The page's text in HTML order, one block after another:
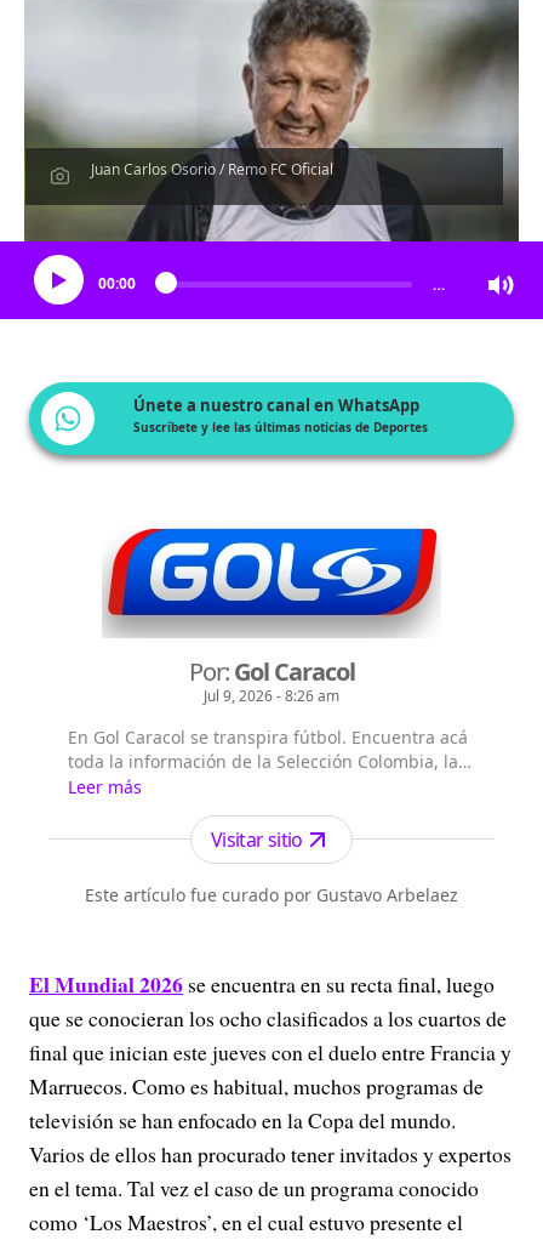
Juan Carlos Osorio / Remo FC Oficial
Escucha el artículo
00:00 …
Únete a nuestro canal en WhatsApp
Suscríbete y lee las últimas noticias de Deportes
Por:Gol Caracol
Jul 9, 2026 - 8:26 am
En Gol Caracol se transpira fútbol. Encuentra acá
toda la información de la Selección Colombia, las
figuras a nivel internacional, lo mejor de la Liga
colombiana y el seguimiento del balompié
internacional.
Leer más
Visitar sitio
Este artículo fue curado por Gustavo Arbelaez
ElMundial 2026 se encuentra en su recta final, luego
que se conocieran los ocho clasificados a los cuartos de
final que inician este jueves con el duelo entre Francia y
Marruecos. Como es habitual, muchos programas de
televisión se han enfocado en la Copa del mundo.
Varios de ellos han procurado tener invitados y expertos
en el tema. Tal vez el caso de un programa conocido
como ‘Los Maestros’, en el cual estuvo presente el